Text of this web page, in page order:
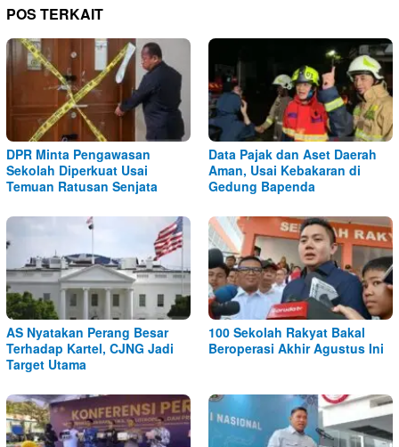
POS TERKAIT
DPR Minta Pengawasan
Sekolah Diperkuat Usai
Temuan Ratusan Senjata
Data Pajak dan Aset Daerah
Aman, Usai Kebakaran di
Gedung Bapenda
AS Nyatakan Perang Besar
Terhadap Kartel, CJNG Jadi
Target Utama
100 Sekolah Rakyat Bakal
Beroperasi Akhir Agustus Ini